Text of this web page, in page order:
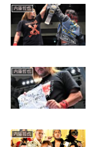
内藤哲也
内藤哲也
内藤哲也